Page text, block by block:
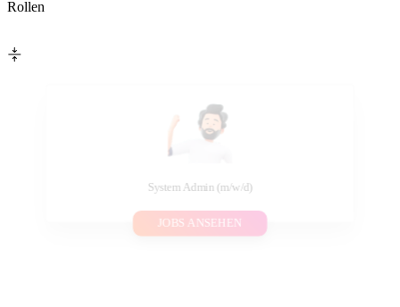
Rollen
System Admin (m/w/d)
JOBS ANSEHEN